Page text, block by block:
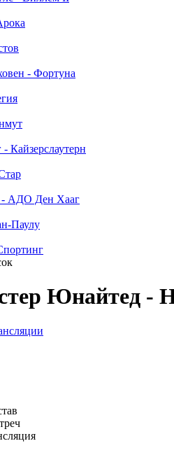
- Фортуна
Кайзерслаутерн
АДО Ден Хааг
Паулу
Юнайтед -